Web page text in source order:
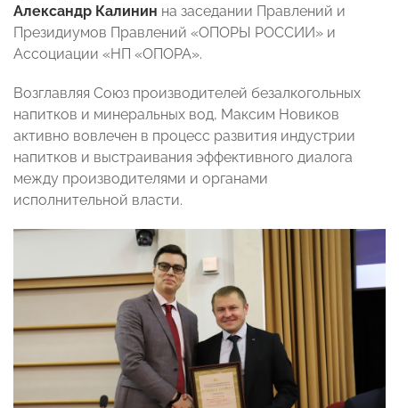
Александр Калинин на заседании Правлений и
Президиумов Правлений «ОПОРЫ РОССИИ» и
Ассоциации «НП «ОПОРА».
Возглавляя Союз производителей безалкогольных
напитков и минеральных вод, Максим Новиков
активно вовлечен в процесс развития индустрии
напитков и выстраивания эффективного диалога
между производителями и органами
исполнительной власти.